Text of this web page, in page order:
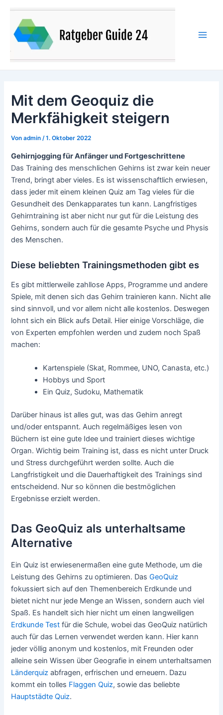
springen
Mit dem Geoquiz die
Merkfähigkeit steigern
Vonadmin/1. Oktober 2022
Gehirnjogging für Anfänger und Fortgeschrittene
Das Training des menschlichen Gehirns ist zwar kein neuer
Trend, bringt aber vieles. Es ist wissenschaftlich erwiesen,
dass jeder mit einem kleinen Quiz am Tag vieles für die
Gesundheit des Denkapparates tun kann. Langfristiges
Gehirntraining ist aber nicht nur gut für die Leistung des
Gehirns, sondern auch für die gesamte Psyche und Physis
des Menschen.
Diese beliebten Trainingsmethoden gibt es
Es gibt mittlerweile zahllose Apps, Programme und andere
Spiele, mit denen sich das Gehirn trainieren kann. Nicht alle
sind sinnvoll, und vor allem nicht alle kostenlos. Deswegen
lohnt sich ein Blick aufs Detail. Hier einige Vorschläge, die
von Experten empfohlen werden und zudem noch Spaß
machen:
Kartenspiele (Skat, Rommee, UNO, Canasta, etc.)
Hobbys und Sport
Ein Quiz, Sudoku, Mathematik
Darüber hinaus ist alles gut, was das Gehirn anregt
und/oder entspannt. Auch regelmäßiges lesen von
Büchern ist eine gute Idee und trainiert dieses wichtige
Organ. Wichtig beim Training ist, dass es nicht unter Druck
und Stress durchgeführt werden sollte. Auch die
Langfristigkeit und die Dauerhaftigkeit des Trainings sind
entscheidend. Nur so können die bestmöglichen
Ergebnisse erzielt werden.
Das GeoQuiz als unterhaltsame
Alternative
Ein Quiz ist erwiesenermaßen eine gute Methode, um die
Leistung des Gehirns zu optimieren. DasGeoQuiz
fokussiert sich auf den Themenbereich Erdkunde und
bietet nicht nur jede Menge an Wissen, sondern auch viel
Spaß. Es handelt sich hier nicht um einen langweiligen
Erdkunde Testfür die Schule, wobei das GeoQuiz natürlich
auch für das Lernen verwendet werden kann. Hier kann
jeder völlig anonym und kostenlos, mit Freunden oder
alleine sein Wissen über Geografie in einem unterhaltsamen
Länderquiz abfragen, erfrischen und erneuern. Dazu
kommt ein tolles Flaggen Quiz, sowie das beliebte
Hauptstädte Quiz.